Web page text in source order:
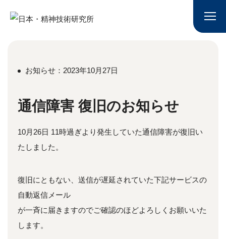
お知らせ：2023年10月27日
通信障害 復旧のお知らせ
10月26日 11時過ぎより発生していた通信障害が復旧い
たしました。
復旧にともない、送信が遅延されていた下記サービスの
自動返信メール
が一斉に届きますのでご確認のほどよろしくお願いいた
します。